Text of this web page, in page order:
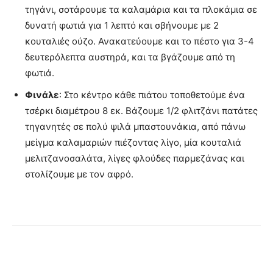
τηγάνι, σοτάρουμε τα καλαμάρια και τα πλοκάμια σε
δυνατή φωτιά για 1 λεπτό και σβήνουμε με 2
κουταλιές ούζο. Ανακατεύουμε και το πέστο για 3-4
δευτερόλεπτα αυστηρά, και τα βγάζουμε από τη
φωτιά.
Φινάλε: Στο κέντρο κάθε πιάτου τοποθετούμε ένα
τσέρκι διαμέτρου 8 εκ. Βάζουμε 1/2 φλιτζάνι πατάτες
τηγανητές σε πολύ ψιλά μπαστουνάκια, από πάνω
μείγμα καλαμαριών πιέζοντας λίγο, μία κουταλιά
μελιτζανοσαλάτα, λίγες φλούδες παρμεζάνας και
στολίζουμε με τον αφρό.